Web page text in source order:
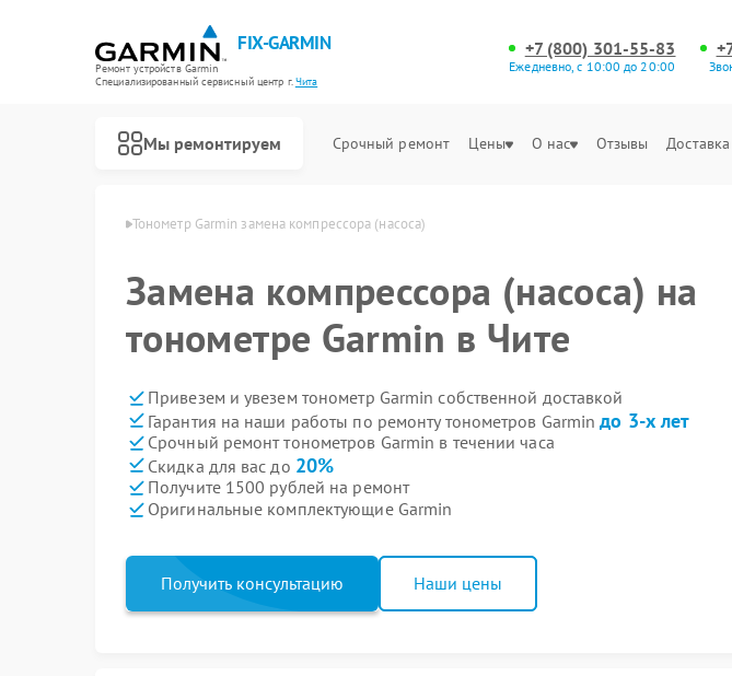
FIX-GARMIN
Ремонт устройств Garmin
Специализированный cервисный центр г.Чита
+7 (800) 301-55-83
Ежедневно, с 10:00 до 20:00
Мы ремонтируем Срочный ремонт Цены О нас Отзывы Доставка
Тонометр Garmin замена компрессора (насоса)
Замена компрессора (насоса) на
тонометре Garmin в Чите
Привезем и увезем тонометр Garmin собственной доставкой
Гарантия на наши работы по ремонту тонометров Garminдо 3-х лет
Срочный ремонт тонометров Garmin в течении часа
Скидка для вас до 20%
Получите 1500 рублей на ремонт
Оригинальные комплектующие Garmin
Получить консультацию Наши цены